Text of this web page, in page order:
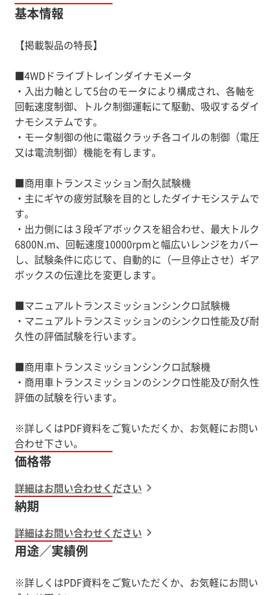
■トランスミッション準静捩り破壊試験機
■駆動系衝撃試験機
■駆動系静捩り試験機
※恐れ入りますが、詳細につきましてはお問い合わせく
基本情報
【掲載製品の特長】
■4WDドライブトレインダイナモメータ
・入出力軸として5台のモータにより構成され、各軸を
回転速度制御、トルク制御運転にて駆動、吸収するダイ
ナモシステムです。
・モータ制御の他に電磁クラッチ各コイルの制御（電圧
又は電流制御）機能を有します。
■商用車トランスミッション耐久試験機
・主にギヤの疲労試験を目的としたダイナモシステムで
す。
・出力側には３段ギアボックスを組合わせ、最大トルク
6800N.m、回転速度10000rpmと幅広いレンジをカバー
し、試験条件に応じて、自動的に（一旦停止させ）ギア
ボックスの伝達比を変更します。
■マニュアルトランスミッションシンクロ試験機
・マニュアルトランスミッションのシンクロ性能及び耐
久性の評価試験を行います。
■商用車トランスミッションシンクロ試験機
・商用車トランスミッションのシンクロ性能及び耐久性
評価の試験を行います。
※詳しくはPDF資料をご覧いただくか、お気軽にお問い
価格帯
詳細はお問い合わせください
納期
詳細はお問い合わせください
用途／実績例
※詳しくはPDF資料をご覧いただくか、お気軽にお問い